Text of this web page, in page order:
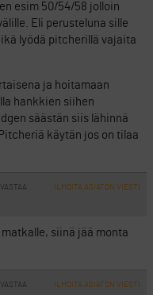
esim 50/54/58 jolloin
Eli perusteluna sille
lyödä pitcherillä vajaita
ja hoitamaan
hankkien siihen
säästän siis lähinnä
käytän jos on tilaa
VASTAA ILMOITA ASIATON VIESTI
matkalle, siinä jää monta
VASTAA ILMOITA ASIATON VIESTI